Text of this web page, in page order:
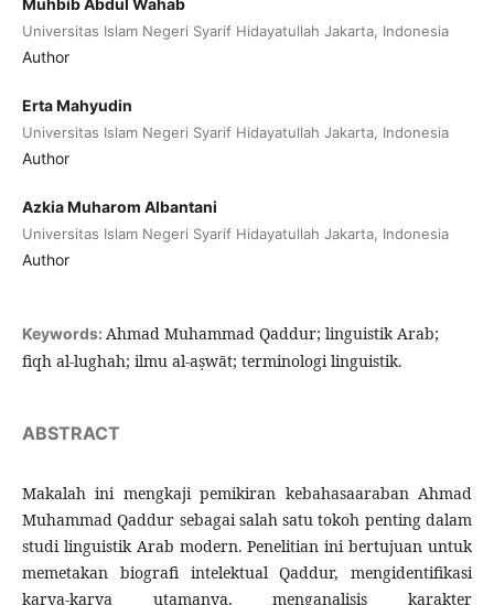
Muhbib Abdul Wahab
Universitas Islam Negeri Syarif Hidayatullah Jakarta, Indonesia
Author
Erta Mahyudin
Universitas Islam Negeri Syarif Hidayatullah Jakarta, Indonesia
Author
Azkia Muharom Albantani
Universitas Islam Negeri Syarif Hidayatullah Jakarta, Indonesia
Author
Keywords: Ahmad Muhammad Qaddur; linguistik Arab;
fiqh al-lughah; ilmu al-aṣwāt; terminologi linguistik.
ABSTRACT
Makalah ini mengkaji pemikiran kebahasaaraban Ahmad
Muhammad Qaddur sebagai salah satu tokoh penting dalam
studi linguistik Arab modern. Penelitian ini bertujuan untuk
memetakan biografi intelektual Qaddur, mengidentifikasi
karya-karya utamanya, menganalisis karakter